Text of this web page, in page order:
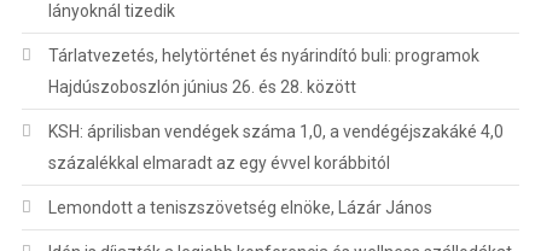
lányoknál tizedik
Tárlatvezetés, helytörténet és nyárindító buli: programok
Hajdúszoboszlón június 26. és 28. között
KSH: áprilisban vendégek száma 1,0, a vendégéjszakáké 4,0
százalékkal elmaradt az egy évvel korábbitól
Lemondott a teniszszövetség elnöke, Lázár János